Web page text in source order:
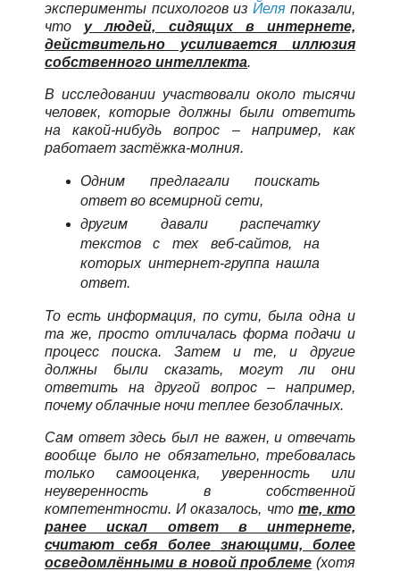
эксперименты психологов из Йеляпоказали,
что у людей, сидящих в интернете,
действительно усиливается иллюзия
собственного интеллекта.
В исследовании участвовали около тысячи
человек, которые должны были ответить
на какой-нибудь вопрос – например, как
работает застёжка-молния.
Одним предлагали поискать
ответ во всемирной сети,
другим давали распечатку
текстов с тех веб-сайтов, на
которых интернет-группа нашла
ответ.
То есть информация, по сути, была одна и
та же, просто отличалась форма подачи и
процесс поиска. Затем и те, и другие
должны были сказать, могут ли они
ответить на другой вопрос – например,
почему облачные ночи теплее безоблачных.
Сам ответ здесь был не важен, и отвечать
вообще было не обязательно, требовалась
только самооценка, уверенность или
неуверенность в собственной
компетентности. И оказалось, что те, кто
ранее искал ответ в интернете,
считают себя более знающими, более
осведомлёнными в новой проблеме (хотя